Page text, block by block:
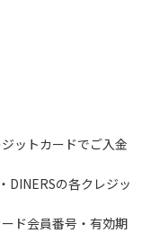
ットカードでご入金
DINERSの各クレジッ
ド会員番号・有効期